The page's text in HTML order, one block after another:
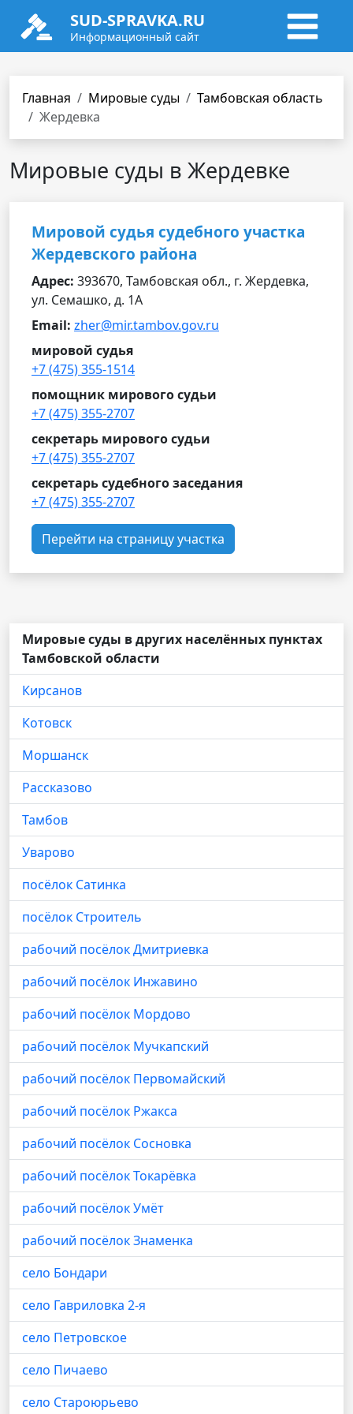
SUD-SPRAVKA.RU
Информационный сайт
Главная Мировые суды
Тамбовская область
Жердевка
Мировые суды в Жердевке
Мировой судья судебного участка
Жердевского района
Адрес: 393670, Тамбовская обл., г. Жердевка,
ул. Семашко, д. 1А
Email: zher@mir.tambov.gov.ru
мировой судья
+7 (475) 355-1514
помощник мирового судьи
+7 (475) 355-2707
секретарь мирового судьи
+7 (475) 355-2707
секретарь судебного заседания
+7 (475) 355-2707
Перейти на страницу участка
Мировые суды в других населённых пунктах
Тамбовской области
Кирсанов
Котовск
Моршанск
Рассказово
Тамбов
Уварово
посёлок Сатинка
посёлок Строитель
рабочий посёлок Дмитриевка
рабочий посёлок Инжавино
рабочий посёлок Мордово
рабочий посёлок Мучкапский
рабочий посёлок Первомайский
рабочий посёлок Ржакса
рабочий посёлок Сосновка
рабочий посёлок Токарёвка
рабочий посёлок Умёт
рабочий посёлок Знаменка
село Бондари
село Гавриловка 2-я
село Петровское
село Пичаево
село Староюрьево